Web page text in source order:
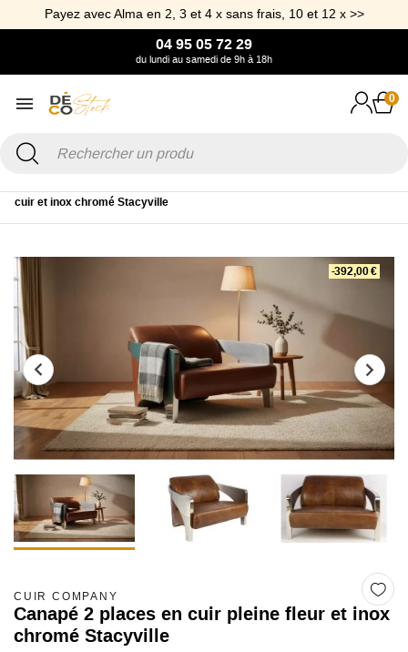
Payez avec Alma en 2, 3 et 4 x sans frais, 10 et 12 x >>
04 95 05 72 29
du lundi au samedi de 9h à 18h
0
cuir et inox chromé Stacyville
-392,00 €
CUIR COMPANY
Canapé 2 places en cuir pleine fleur et inox
chromé Stacyville